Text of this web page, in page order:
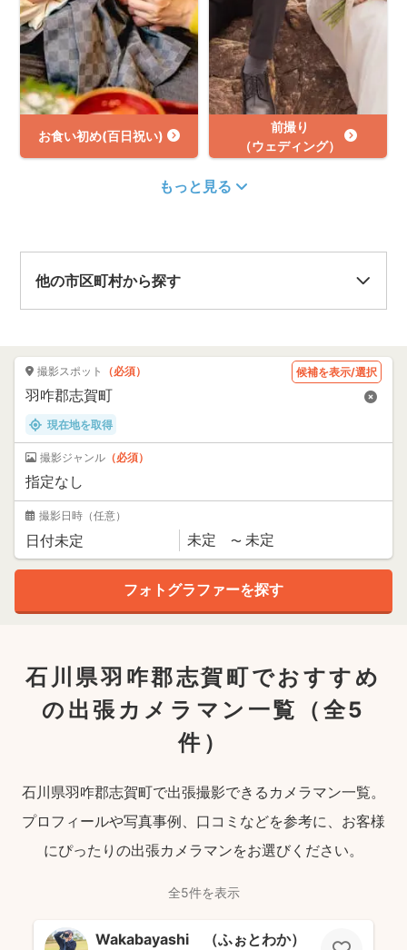
お食い初め(百日祝い)
前撮り
（ウェディング）
もっと見る
他の市区町村から探す
撮影スポット （必須） 候補を表示/選択
現在地を取得
撮影ジャンル （必須）
撮影日時 （任意）
石川県羽咋郡志賀町でおすすめ
の出張カメラマン一覧
（全5
件）
石川県羽咋郡志賀町で出張撮影できるカメラマン一覧。
プロフィールや写真事例、口コミなどを参考に、お客様
にぴったりの出張カメラマンをお選びください。
全5件を表示
Wakabayashi （ふぉとわか）